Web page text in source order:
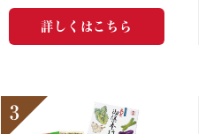
詳しくはこちら